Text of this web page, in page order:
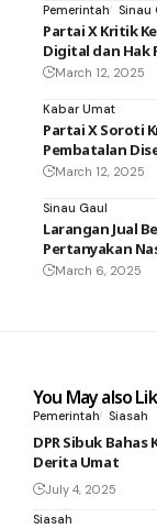
Pemerintah
Sinau
Partai X Kritik
Digital dan Hak
March 12, 2025
Kabar Umat
Partai X Soroti
Pembatalan
March 12, 2025
Sinau Gaul
Larangan Jual
Pertanyakan
March 6, 2025
You May also
Pemerintah Siasah
DPR Sibuk
Derita Umat
July 4, 2025
Siasah